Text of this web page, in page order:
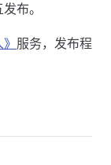
布。
服务，发布程